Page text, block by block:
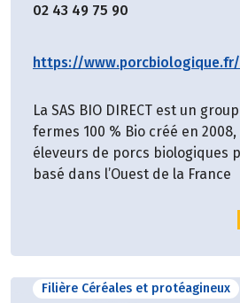
02 43 49 75 90
https://www.porcbiologique.fr/
La SAS BIO DIRECT est un
fermes 100 % Bio créé en
éleveurs de porcs biologiques
basé dans l’Ouest de la France
Filière Céréales et protéagineux